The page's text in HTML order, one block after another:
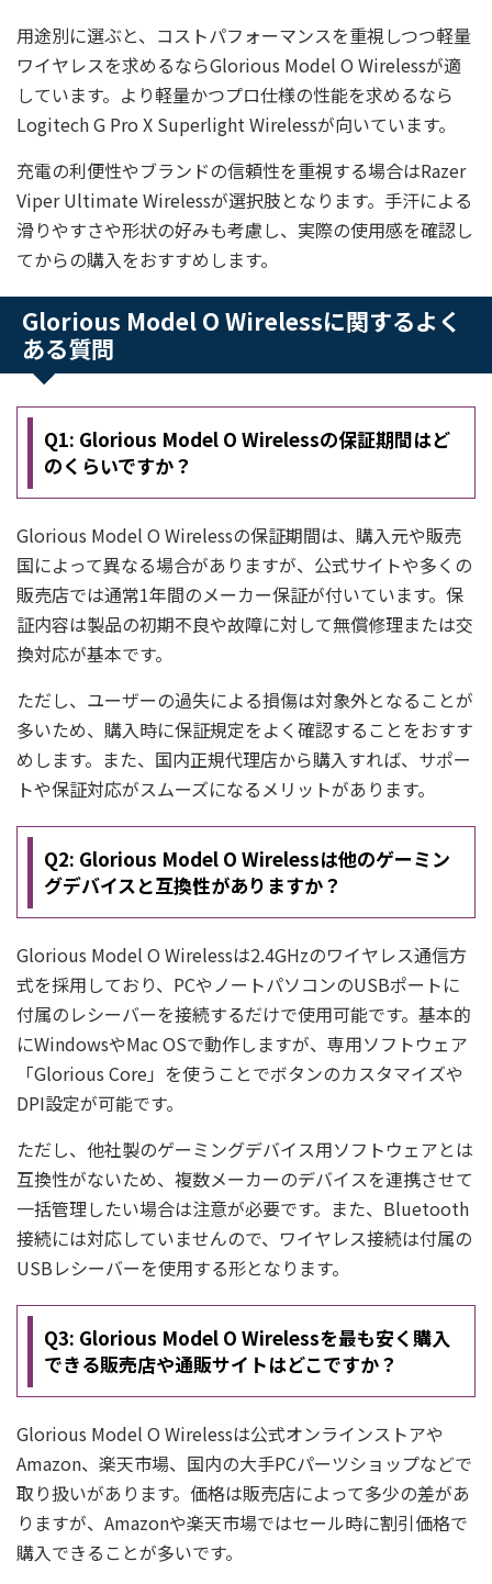
用途別に選ぶと、コストパフォーマンスを重視しつつ軽量
ワイヤレスを求めるならGlorious Model O Wirelessが適
しています。より軽量かつプロ仕様の性能を求めるなら
Logitech G Pro X Superlight Wirelessが向いています。
充電の利便性やブランドの信頼性を重視する場合はRazer
Viper Ultimate Wirelessが選択肢となります。手汗による
滑りやすさや形状の好みも考慮し、実際の使用感を確認し
てからの購入をおすすめします。
Glorious Model O Wirelessに関するよく
ある質問
Q1: Glorious Model O Wirelessの保証期間はど
のくらいですか？
Glorious Model O Wirelessの保証期間は、購入元や販売
国によって異なる場合がありますが、公式サイトや多くの
販売店では通常1年間のメーカー保証が付いています。保
証内容は製品の初期不良や故障に対して無償修理または交
換対応が基本です。
ただし、ユーザーの過失による損傷は対象外となることが
多いため、購入時に保証規定をよく確認することをおすす
めします。また、国内正規代理店から購入すれば、サポー
トや保証対応がスムーズになるメリットがあります。
Q2: Glorious Model O Wirelessは他のゲーミン
グデバイスと互換性がありますか？
Glorious Model O Wirelessは2.4GHzのワイヤレス通信方
式を採用しており、PCやノートパソコンのUSBポートに
付属のレシーバーを接続するだけで使用可能です。基本的
にWindowsやMac OSで動作しますが、専用ソフトウェア
「Glorious Core」を使うことでボタンのカスタマイズや
DPI設定が可能です。
ただし、他社製のゲーミングデバイス用ソフトウェアとは
互換性がないため、複数メーカーのデバイスを連携させて
一括管理したい場合は注意が必要です。また、Bluetooth
接続には対応していませんので、ワイヤレス接続は付属の
USBレシーバーを使用する形となります。
Q3: Glorious Model O Wirelessを最も安く購入
できる販売店や通販サイトはどこですか？
Glorious Model O Wirelessは公式オンラインストアや
Amazon、楽天市場、国内の大手PCパーツショップなどで
取り扱いがあります。価格は販売店によって多少の差があ
りますが、Amazonや楽天市場ではセール時に割引価格で
購入できることが多いです。